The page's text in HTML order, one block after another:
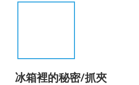
冰箱裡的秘密/抓夾